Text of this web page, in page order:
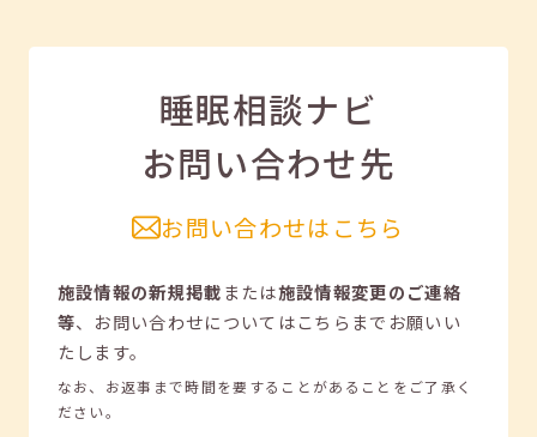
睡眠相談ナビ
お問い合わせ先
お問い合わせはこちら
施設情報の新規掲載または施設情報変更のご連絡
等、 お問い合わせについてはこちらまでお願いい
たします。
なお、お返事まで時間を要することがあることをご了承く
ださい。